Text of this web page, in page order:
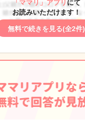
「ママリ」アプリ にて
お読みいただけます！
無料で続きを見る(全2件)